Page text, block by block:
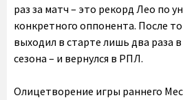
раз за матч – это рекорд Лео по
конкретного оппонента. После
выходил в старте лишь два раза
сезона – и вернулся в РПЛ.
Олицетворение игры раннего